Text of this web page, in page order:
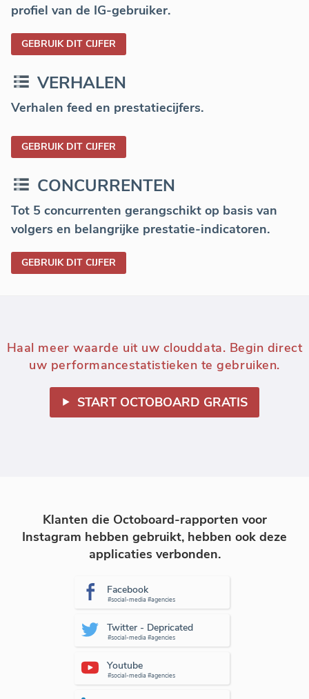
profiel van de IG-gebruiker.
GEBRUIK DIT CIJFER
VERHALEN
Verhalen feed en prestatiecijfers.
GEBRUIK DIT CIJFER
CONCURRENTEN
Tot 5 concurrenten gerangschikt op basis van
volgers en belangrijke prestatie-indicatoren.
GEBRUIK DIT CIJFER
Haal meer waarde uit uw clouddata. Begin direct
uw performancestatistieken te gebruiken.
START OCTOBOARD GRATIS
Klanten die Octoboard-rapporten voor
Instagram hebben gebruikt, hebben ook deze
applicaties verbonden.
Facebook
#social-media #agencies
Twitter - Depricated
#social-media #agencies
Youtube
#social-media #agencies